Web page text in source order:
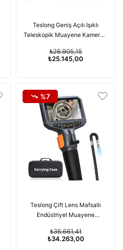
Teslong Geniş Açılı Işıklı
Teleskopik Muayene Kamerası
₺25.145,00
₺26.905,15
Teslong Çift Lens Mafsallı
Endüstriyel Muayene
Kablo
₺34.263,00
₺36.661,41
%7